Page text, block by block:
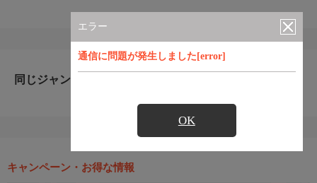
エラー
通信に問題が発生しました[error]
OK
同じジャンルのおすすめ番組
キャンペーン・お得な情報